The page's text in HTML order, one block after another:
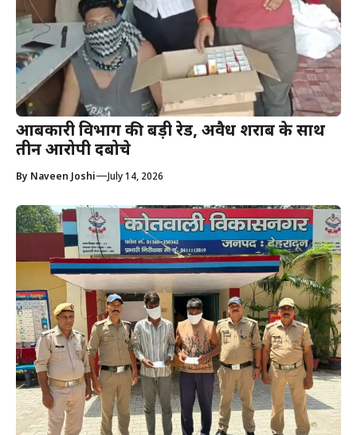
आबकारी विभाग की बड़ी रेड, अवैध शराब के साथ
तीन आरोपी दबोचे
By Naveen Joshi—July 14, 2026